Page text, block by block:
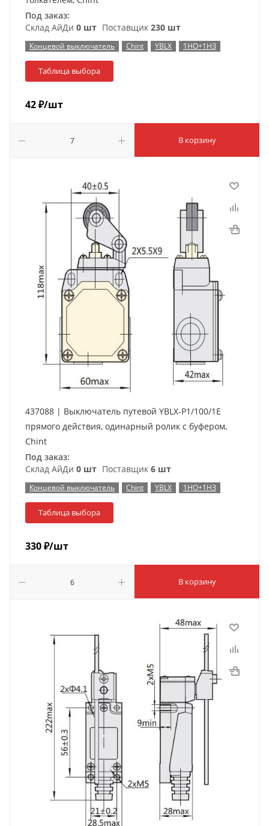
Под заказ:
Склад АйДи 0 шт Поставщик 230 шт
Концевой выключатель Chint YBLX 1НО+1НЗ
Таблица выбора
42₽/шт
В корзину
437088 | Выключатель путевой YBLX-P1/100/1E
прямого действия, одинарный ролик с буфером,
Chint
Под заказ:
Склад АйДи 0 шт Поставщик 6 шт
Концевой выключатель Chint YBLX 1НО+1НЗ
Таблица выбора
330₽/шт
В корзину